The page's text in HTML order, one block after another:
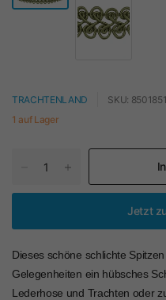
TRACHTENLAND
SKU:
1 auf Lager
Jetzt
Dieses schöne schlichte
Gelegenheiten ein hübsches
Lederhose und Trachten oder